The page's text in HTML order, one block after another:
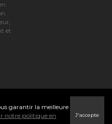
et
garantir la meilleure
notre politique en
J'accepte